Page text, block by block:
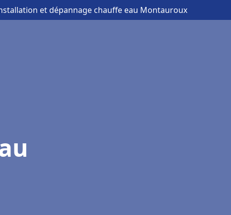
et dépannage chauffe eau Montauroux